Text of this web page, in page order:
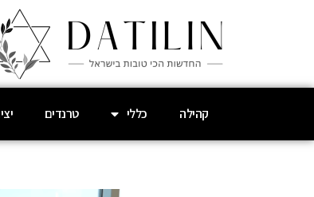
קהילה כללי טרנדים